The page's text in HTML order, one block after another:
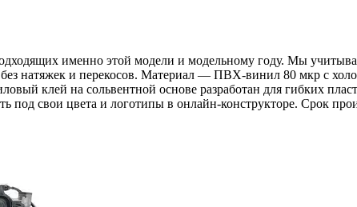
именно этой модели и модельному году. Мы
без натяжек и перекосов. Материал — ПВХ-винил 80 мкр с
клей на сольвентной основе разработан для гибких
свои цвета и логотипы в онлайн-конструкторе. Срок